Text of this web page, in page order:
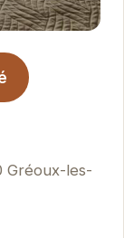
Gréoux-les-